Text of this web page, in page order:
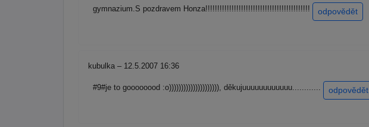
gymnazium.S pozdravem Honza!!!!!!!!!!!!!!!!!!!!!!!!!!!!!!!!!!!!!!!!!!!!
odpovědět
kubulka – 12.5.2007 16:36
#9#je to goooooood :o))))))))))))))))))))), děkujuuuuuuuuuuuu............ odpovědět